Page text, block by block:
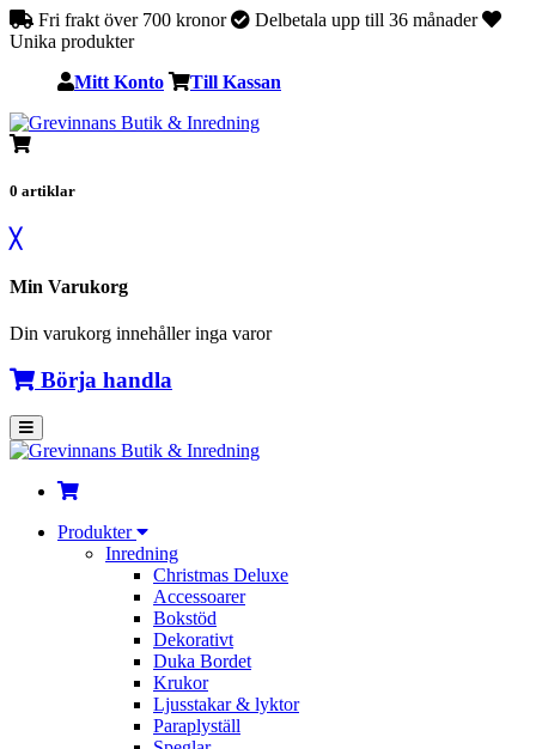
Fri frakt över 700 kronor
Delbetala upp till 36 månader
Unika produkter
Mitt Konto Till Kassan
0 artiklar
╳
Min Varukorg
Din varukorg innehåller inga varor
Börja handla
Produkter
Inredning
Christmas Deluxe
Accessoarer
Bokstöd
Dekorativt
Duka Bordet
Krukor
Ljusstakar & lyktor
Paraplyställ